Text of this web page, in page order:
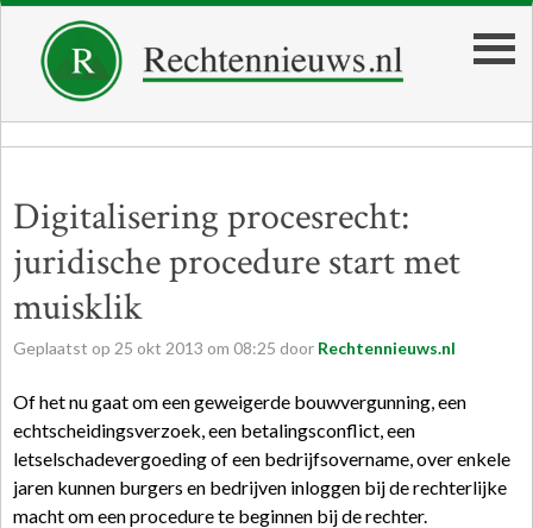
Digitalisering procesrecht:
juridische procedure start met
muisklik
Geplaatst op 25 okt 2013 om 08:25 door Rechtennieuws.nl
Of het nu gaat om een geweigerde bouwvergunning, een
echtscheidingsverzoek, een betalingsconflict, een
letselschadevergoeding of een bedrijfsovername, over enkele
jaren kunnen burgers en bedrijven inloggen bij de rechterlijke
macht om een procedure te beginnen bij de rechter.